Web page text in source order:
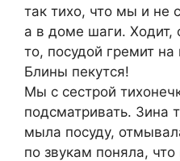
так тихо, что мы и не
а в доме шаги. Ходит,
то, посудой гремит
Блины пекутся!
Мы с сестрой
подсматривать. Зина
мыла посуду,
по звукам поняла,